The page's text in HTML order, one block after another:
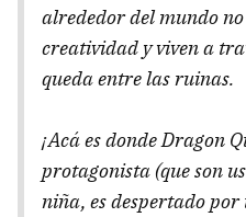
alrededor del mundo
creatividad y viven a
queda entre las ruinas.
¡Acá es donde Dragon
protagonista (que son
niña, es despertado